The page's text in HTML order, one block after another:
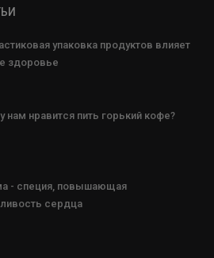
упаковка продуктов влияет
здоровье
нам нравится пить горький кофе?
- специя, повышающая
сердца